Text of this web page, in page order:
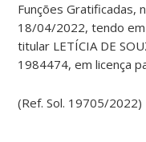
Funções Gratificadas,
18/04/2022, tendo
titular LETÍCIA DE
1984474, em licença
(Ref. Sol. 19705/2022)